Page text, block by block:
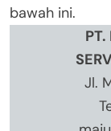
bawah ini.
Jl.